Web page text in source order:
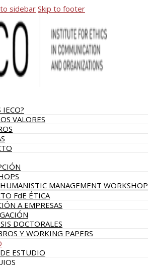
sidebar Skip to footer
IECO?
VALORES
MANAGEMENT WORKSHOP
FdE ÉTICA
A EMPRESAS
DOCTORALES
Y WORKING PAPERS
ESTUDIO